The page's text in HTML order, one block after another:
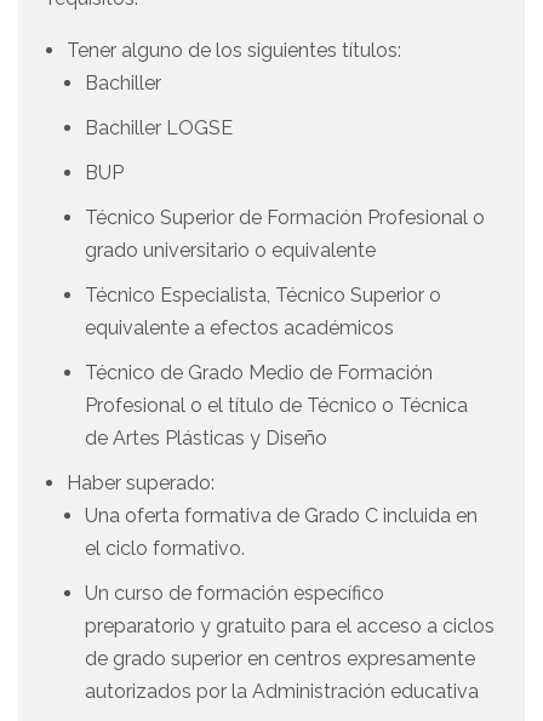
Tener alguno de los siguientes títulos:
Bachiller
Bachiller LOGSE
BUP
Técnico Superior de Formación Profesional o
grado universitario o equivalente
Técnico Especialista, Técnico Superior o
equivalente a efectos académicos
Técnico de Grado Medio de Formación
Profesional o el título de Técnico o Técnica
de Artes Plásticas y Diseño
Haber superado:
Una oferta formativa de Grado C incluida en
el ciclo formativo.
Un curso de formación específico
preparatorio y gratuito para el acceso a ciclos
de grado superior en centros expresamente
autorizados por la Administración educativa